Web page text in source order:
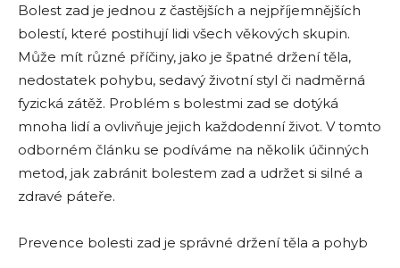
Bolest zad je jednou z častějších a nejpříjemnějších
bolestí, které postihují lidi všech věkových skupin.
Může mít různé příčiny, jako je špatné držení těla,
nedostatek pohybu, sedavý životní styl či nadměrná
fyzická zátěž. Problém s bolestmi zad se dotýká
mnoha lidí a ovlivňuje jejich každodenní život. V tomto
odborném článku se podíváme na několik účinných
metod, jak zabránit bolestem zad a udržet si silné a
zdravé páteře.
Prevence bolesti zad je správné držení těla a pohyb